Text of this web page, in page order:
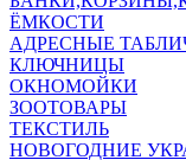
ЁМКОСТИ
АДРЕСНЫЕ
КЛЮЧНИЦЫ
ОКНОМОЙКИ
ЗООТОВАРЫ
ТЕКСТИЛЬ
НОВОГОДНИЕ